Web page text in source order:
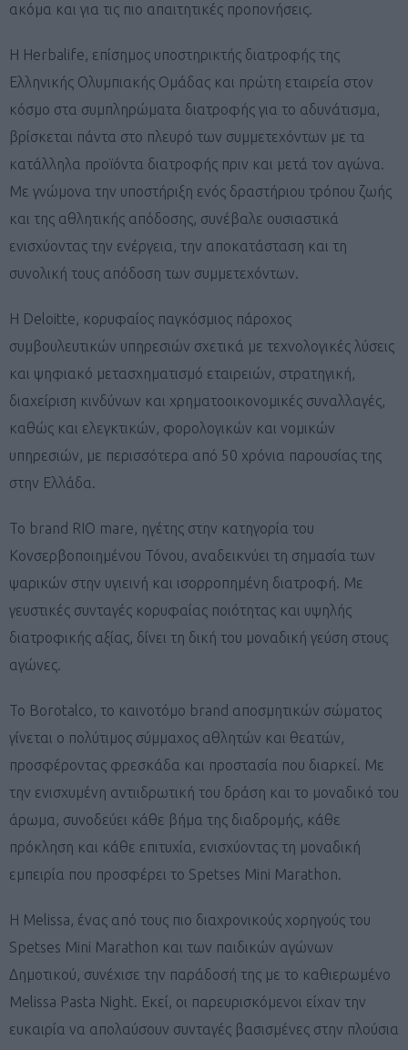
ακόμα και για τις πιο απαιτητικές προπονήσεις.
Η Herbalife, επίσημος υποστηρικτής διατροφής της
Ελληνικής Ολυμπιακής Ομάδας και πρώτη εταιρεία στον
κόσμο στα συμπληρώματα διατροφής για το αδυνάτισμα,
βρίσκεται πάντα στο πλευρό των συμμετεχόντων με τα
κατάλληλα προϊόντα διατροφής πριν και μετά τον αγώνα.
Με γνώμονα την υποστήριξη ενός δραστήριου τρόπου ζωής
και της αθλητικής απόδοσης, συνέβαλε ουσιαστικά
ενισχύοντας την ενέργεια, την αποκατάσταση και τη
συνολική τους απόδοση των συμμετεχόντων.
Η Deloitte, κορυφαίος παγκόσμιος πάροχος
συμβουλευτικών υπηρεσιών σχετικά με τεχνολογικές λύσεις
και ψηφιακό μετασχηματισμό εταιρειών, στρατηγική,
διαχείριση κινδύνων και χρηματοοικονομικές συναλλαγές,
καθώς και ελεγκτικών, φορολογικών και νομικών
υπηρεσιών, με περισσότερα από 50 χρόνια παρουσίας της
στην Ελλάδα.
Το brand RIO mare, ηγέτης στην κατηγορία του
Κονσερβοποιημένου Τόνου, αναδεικνύει τη σημασία των
ψαρικών στην υγιεινή και ισορροπημένη διατροφή. Με
γευστικές συνταγές κορυφαίας ποιότητας και υψηλής
διατροφικής αξίας, δίνει τη δική του μοναδική γεύση στους
αγώνες.
Το Borotalco, το καινοτόμο brand αποσμητικών σώματος
γίνεται ο πολύτιμος σύμμαχος αθλητών και θεατών,
προσφέροντας φρεσκάδα και προστασία που διαρκεί. Με
την ενισχυμένη αντιιδρωτική του δράση και το μοναδικό του
άρωμα, συνοδεύει κάθε βήμα της διαδρομής, κάθε
πρόκληση και κάθε επιτυχία, ενισχύοντας τη μοναδική
εμπειρία που προσφέρει το Spetses Mini Marathon.
Η Melissa, ένας από τους πιο διαχρονικούς χορηγούς του
Spetses Mini Marathon και των παιδικών αγώνων
Δημοτικού, συνέχισε την παράδοσή της με το καθιερωμένο
Melissa Pasta Night. Εκεί, οι παρευρισκόμενοι είχαν την
ευκαιρία να απολαύσουν συνταγές βασισμένες στην πλούσια